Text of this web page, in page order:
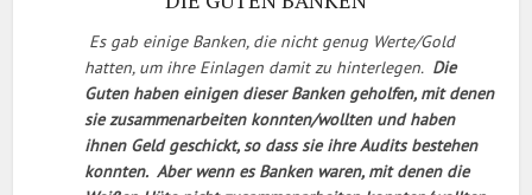
Es gab einige Banken, die nicht genug Werte/Gold
hatten, um ihre Einlagen damit zu hinterlegen. Die
Guten haben einigen dieser Banken geholfen, mit denen
sie zusammenarbeiten konnten/wollten und haben
ihnen Geld geschickt, so dass sie ihre Audits bestehen
konnten. Aber wenn es Banken waren, mit denen die